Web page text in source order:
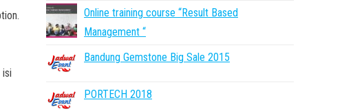
Online training course “Result Based
Management “
Bandung Gemstone Big Sale 2015
PORTECH 2018